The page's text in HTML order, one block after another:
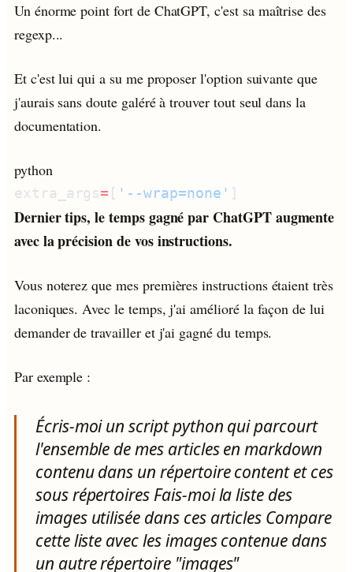
Un énorme point fort de ChatGPT, c'est sa maîtrise des
regexp...
Et c'est lui qui a su me proposer l'option suivante que
j'aurais sans doute galéré à trouver tout seul dans la
documentation.
python
extra_args= [ '--wrap=none'
Dernier tips, le temps gagné par ChatGPT augmente
avec la précision de vos instructions.
Vous noterez que mes premières instructions étaient très
laconiques. Avec le temps, j'ai amélioré la façon de lui
demander de travailler et j'ai gagné du temps.
Par exemple :
Écris-moi un script python qui parcourt
l'ensemble de mes articles en markdown
contenu dans un répertoire content et ces
sous répertoires Fais-moi la liste des
images utilisée dans ces articles Compare
cette liste avec les images contenue dans
un autre répertoire "images"